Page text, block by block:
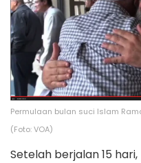
Permulaan bulan suci Islam
(Foto: VOA)
Setelah berjalan 15